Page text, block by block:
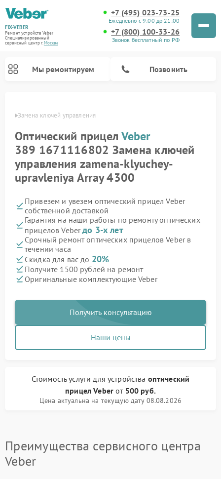
FIX-VEBER
Ремонт устройств Veber
Специализированный
cервисный центр г.Москва
+7 (495) 023-73-25
Ежедневно с 9:00 до 21:00
+7 (800) 100-33-26
Звонок бесплатный по РФ
Мы ремонтируем Позвонить
Замена ключей управления
Оптический прицелVeber
389 1671116802 Замена ключей
управления zamena-klyuchey-
upravleniya Array 4300
Привезем и увезем оптический прицел Veber
собственной доставкой
Гарантия на наши работы по ремонту оптических
прицелов Veberдо 3-х лет
Срочный ремонт оптических прицелов Veber в
течении часа
Скидка для вас до 20%
Получите 1500 рублей на ремонт
Оригинальные комплектующие Veber
Получить консультацию
Наши цены
Стоимость услугидля устройства оптический
прицел Veber от 500 руб.
Цена актуальна на текущую дату 08.08.2026
Преимущества сервисного центра
Veber